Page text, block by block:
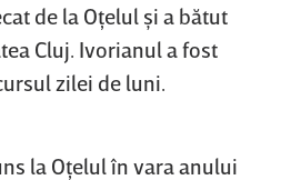
de la Oţelul şi a bătut
Cluj. Ivorianul a fost
zilei de luni.
la Oţelul în vara anului